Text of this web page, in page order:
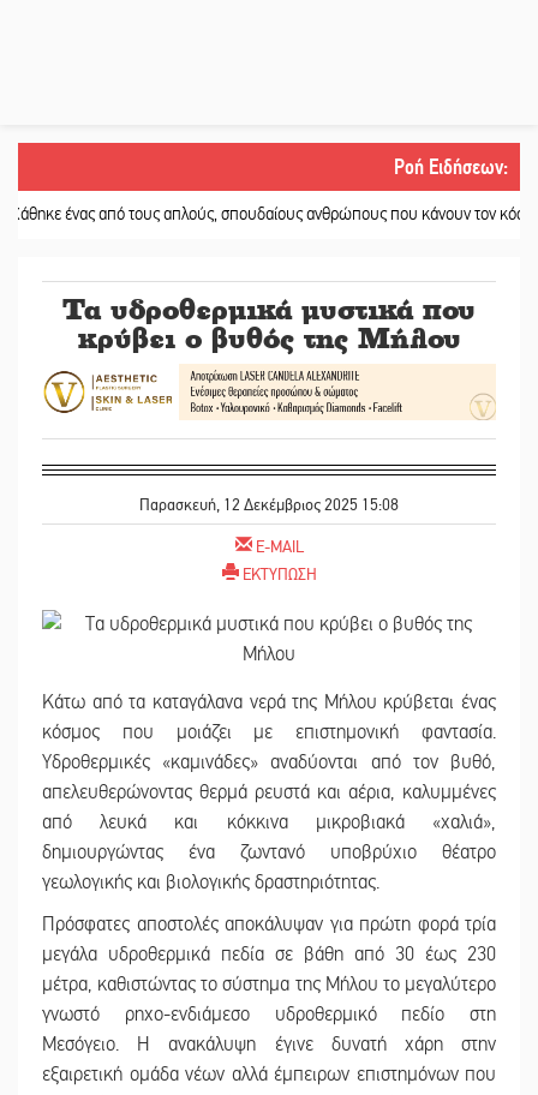
Ροή Ειδήσεων:
από τους απλούς, σπουδαίους ανθρώπους που κάνουν τον κόσμο λίγο πιο
Τα υδροθερμικά μυστικά που
κρύβει ο βυθός της Μήλου
Παρασκευή, 12 Δεκέμβριος 2025 15:08
E-MAIL
ΕΚΤΥΠΩΣΗ
Κάτω από τα καταγάλανα νερά της Μήλου κρύβεται ένας
κόσμος που μοιάζει με επιστημονική φαντασία.
Υδροθερμικές «καμινάδες» αναδύονται από τον βυθό,
απελευθερώνοντας θερμά ρευστά και αέρια, καλυμμένες
από λευκά και κόκκινα μικροβιακά «χαλιά»,
δημιουργώντας ένα ζωντανό υποβρύχιο θέατρο
γεωλογικής και βιολογικής δραστηριότητας.
Πρόσφατες αποστολές αποκάλυψαν για πρώτη φορά τρία
μεγάλα υδροθερμικά πεδία σε βάθη από 30 έως 230
μέτρα, καθιστώντας το σύστημα της Μήλου το μεγαλύτερο
γνωστό ρηχο-ενδιάμεσο υδροθερμικό πεδίο στη
Μεσόγειο. Η ανακάλυψη έγινε δυνατή χάρη στην
εξαιρετική ομάδα νέων αλλά έμπειρων επιστημόνων που